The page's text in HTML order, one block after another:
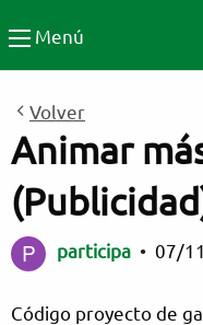
Participa
Menú
Volver
Animar
participa • 07/
Código proyecto de